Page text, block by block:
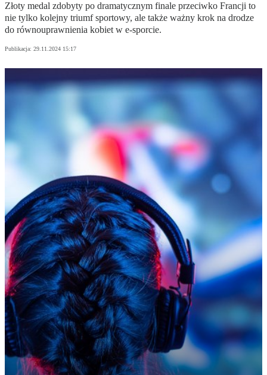
Złoty medal zdobyty po dramatycznym finale przeciwko Francji to
nie tylko kolejny triumf sportowy, ale także ważny krok na drodze
do równouprawnienia kobiet w e-sporcie.
Publikacja: 29.11.2024 15:17